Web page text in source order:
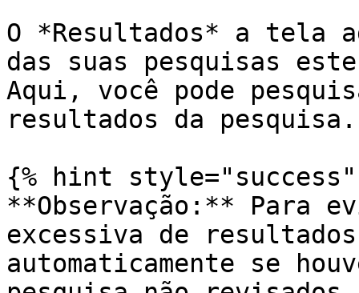
O *Resultados* a tela
das suas pesquisas
Aqui, você pode
resultados da pesquisa.
{% hint style="success"
**Observação:** Para
excessiva de
automaticamente se